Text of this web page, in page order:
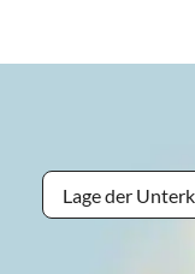
Lage der